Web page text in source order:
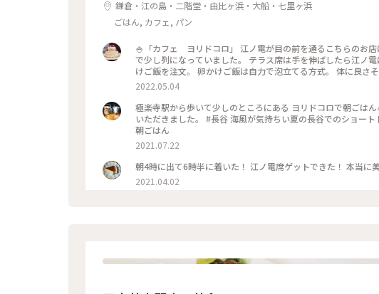
鎌倉・江の島・二階堂・由比ヶ浜・大船・七里ヶ浜
ごはん, カフェ, パン
🍚「カフェ ヨリドコロ」 江ノ電が目の前を通るこちらのお
で少し列になっていました。 テラス席は手を伸ばしたら江ノ
けご飯を注文。 卵かけご飯は自力で泡立てる方式。 体に良さ
が通過するのでずっと アトラクション気分で楽しめました♪ #春風さんぽ #ヒーリング旅 #Myこと
倉カフェ #江ノ電
2022.05.04
極楽寺駅から歩いて少しのところにある ヨリドコロで朝ごは
いただきました。 #長谷 海風が気持ちい夏の長谷でのショートトリップにて🌊☀️ #鎌倉#長谷#極楽寺#ヨリドコロ#
朝ごはん
2021.07.22
朝4時に出て6時半に着いた！ 江ノ電席ゲットできた！ 本当に
2021.04.02